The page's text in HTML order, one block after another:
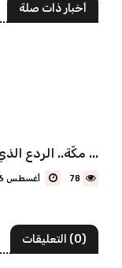
أخبار ذات صلة
مكّة.. الردع الذي لا يُعلن حربًا ...
78
(0) التعليقات